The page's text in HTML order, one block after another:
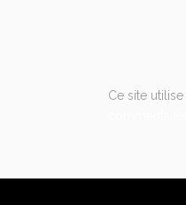
Ce site